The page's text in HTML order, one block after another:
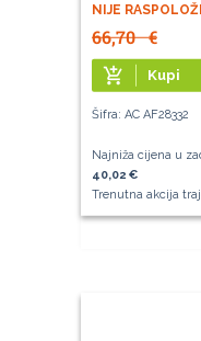
NIJE
66,70€
add_shopping_cart Kupi
Šifra: AC AF28332
Najniža cijena u
40,02 €
Trenutna akcija